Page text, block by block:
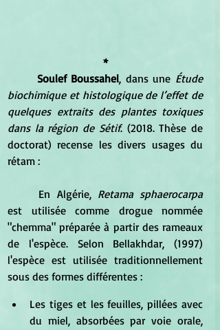
*
Soulef Boussahel, dans une Étude
biochimique et histologique de l’effet de
quelques extraits des plantes toxiques
dans la région de Sétif. (2018. Thèse de
doctorat) recense les divers usages du
rétam :
	En Algérie,
Retama sphaerocarpa
est utilisée comme drogue nommée
"chemma" préparée à partir des rameaux
de l'espèce. Selon Bellakhdar, (1997)
l'espèce est utilisée traditionnellement
sous des formes différentes :
Les tiges et les feuilles, pillées avec
du miel, absorbées par voie orale,